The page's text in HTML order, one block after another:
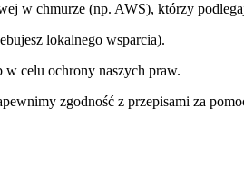
w chmurze (np. AWS), którzy
lokalnego wsparcia).
celu ochrony naszych praw.
zgodność z przepisami za